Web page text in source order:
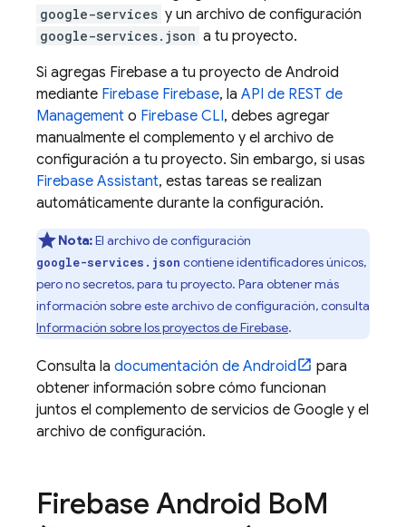
google-services y un archivo de configuración
google-services.json a tu proyecto.
Si agregas Firebase a tu proyecto de Android
mediante Firebase Firebase, la API de REST de
Management o Firebase CLI, debes agregar
manualmente el complemento y el archivo de
configuración a tu proyecto. Sin embargo, si usas
Firebase Assistant, estas tareas se realizan
automáticamente durante la configuración.
Nota:El archivo de configuración
google-services.json contiene identificadores únicos,
pero no secretos, para tu proyecto. Para obtener más
información sobre este archivo de configuración, consulta
Información sobre los proyectos de Firebase.
Consulta la documentación de Android
para
obtener información sobre cómo funcionan
juntos el complemento de servicios de Google y el
archivo de configuración.
Firebase Android BoM